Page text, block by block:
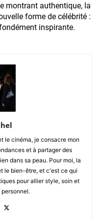
montrant authentique, la
forme de célébrité :
inspirante.
le cinéma, je consacre mon
et à partager des
dans sa peau. Pour moi, la
le bien-être, et c'est ce qui
pour allier style, soin et